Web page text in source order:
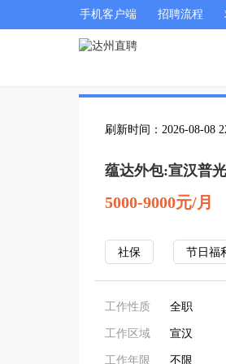
手机客户端 招聘流程
刷新时间：2026-08-08
蕴达外包:宣汉普
5000-9000元/月
社保 节日福
工作性质 全职
工作区域 宣汉
工作年限 不限